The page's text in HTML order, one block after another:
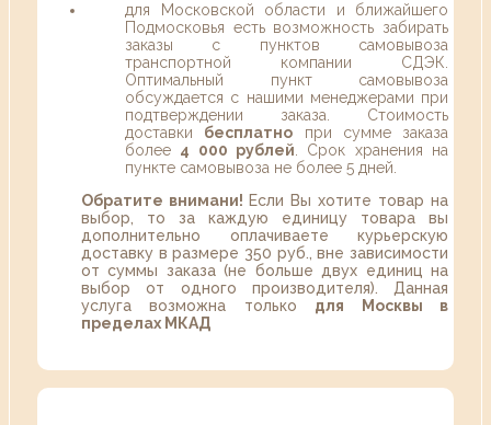
для Московской области и ближайшего
Подмосковья есть возможность забирать
заказы с пунктов самовывоза
транспортной компании СДЭК.
Оптимальный пункт самовывоза
обсуждается с нашими менеджерами при
подтверждении заказа. Стоимость
доставки бесплатно при сумме заказа
более 4 000 рублей . Срок хранения на
пункте самовывоза не более 5 дней.
Обратите внимани! Если Вы хотите товар на
выбор, то за каждую единицу товара вы
дополнительно оплачиваете курьерскую
доставку в размере 350 руб., вне зависимости
от суммы заказа (не больше двух единиц на
выбор от одного производителя). Данная
услуга возможна только для Москвы в
пределах МКАД